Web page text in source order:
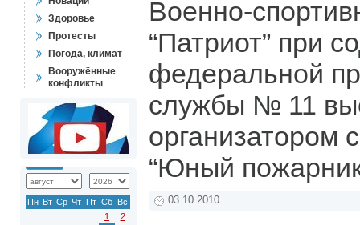
Здоровье
Протесты
Погода, климат
Вооружённые
конфликты
Пн Вт Ср Чт Пт Сб Вс
1
2
Военно-
“Патриот” при
федеральной
службы № 11
организатором
“Юный
03.10.2010